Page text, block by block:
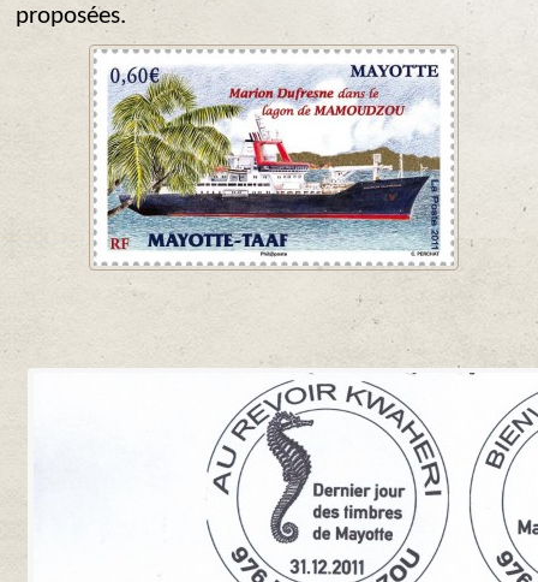
proposées.